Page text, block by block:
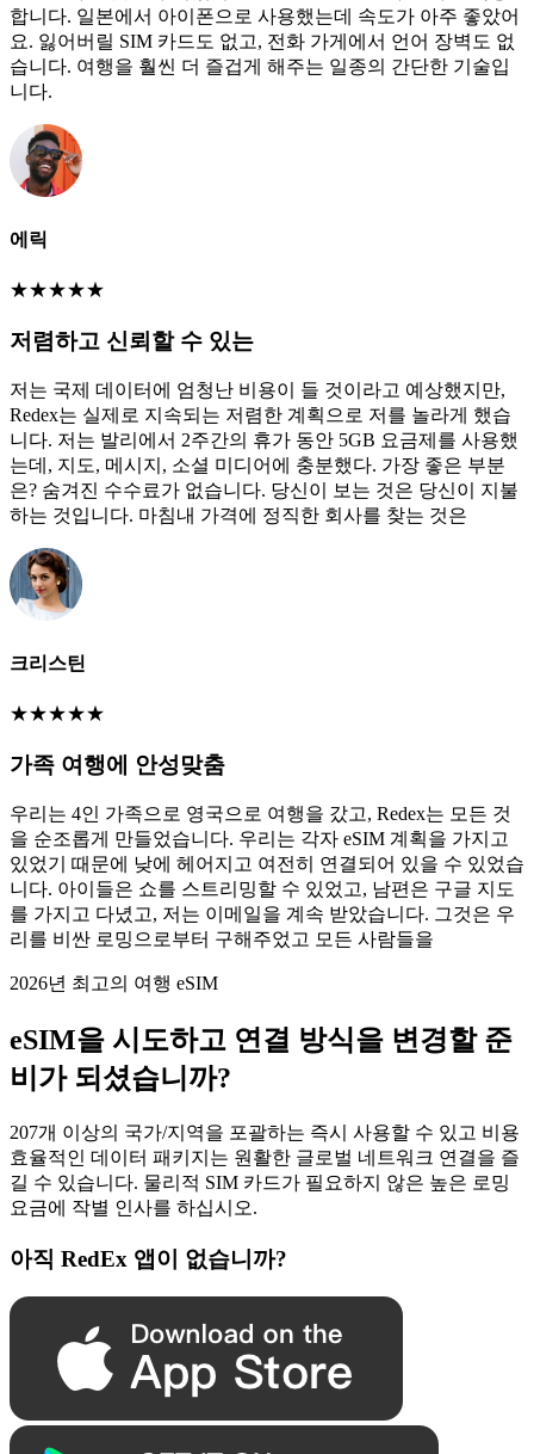
합니다. 일본에서 아이폰으로 사용했는데 속도가 아주 좋았어
요. 잃어버릴 SIM 카드도 없고, 전화 가게에서 언어 장벽도 없
습니다. 여행을 훨씬 더 즐겁게 해주는 일종의 간단한 기술입
니다.
에릭
★★★★★
저렴하고 신뢰할 수 있는
저는 국제 데이터에 엄청난 비용이 들 것이라고 예상했지만,
Redex는 실제로 지속되는 저렴한 계획으로 저를 놀라게 했습
니다. 저는 발리에서 2주간의 휴가 동안 5GB 요금제를 사용했
는데, 지도, 메시지, 소셜 미디어에 충분했다. 가장 좋은 부분
은? 숨겨진 수수료가 없습니다. 당신이 보는 것은 당신이 지불
하는 것입니다. 마침내 가격에 정직한 회사를 찾는 것은
크리스틴
★★★★★
가족 여행에 안성맞춤
우리는 4인 가족으로 영국으로 여행을 갔고, Redex는 모든 것
을 순조롭게 만들었습니다. 우리는 각자 eSIM 계획을 가지고
있었기 때문에 낮에 헤어지고 여전히 연결되어 있을 수 있었습
니다. 아이들은 쇼를 스트리밍할 수 있었고, 남편은 구글 지도
를 가지고 다녔고, 저는 이메일을 계속 받았습니다. 그것은 우
리를 비싼 로밍으로부터 구해주었고 모든 사람들을
2026년 최고의 여행 eSIM
eSIM을 시도하고 연결 방식을 변경할 준
비가 되셨습니까?
207개 이상의 국가/지역을 포괄하는 즉시 사용할 수 있고 비용
효율적인 데이터 패키지는 원활한 글로벌 네트워크 연결을 즐
길 수 있습니다. 물리적 SIM 카드가 필요하지 않은 높은 로밍
요금에 작별 인사를 하십시오.
아직 RedEx 앱이 없습니까?